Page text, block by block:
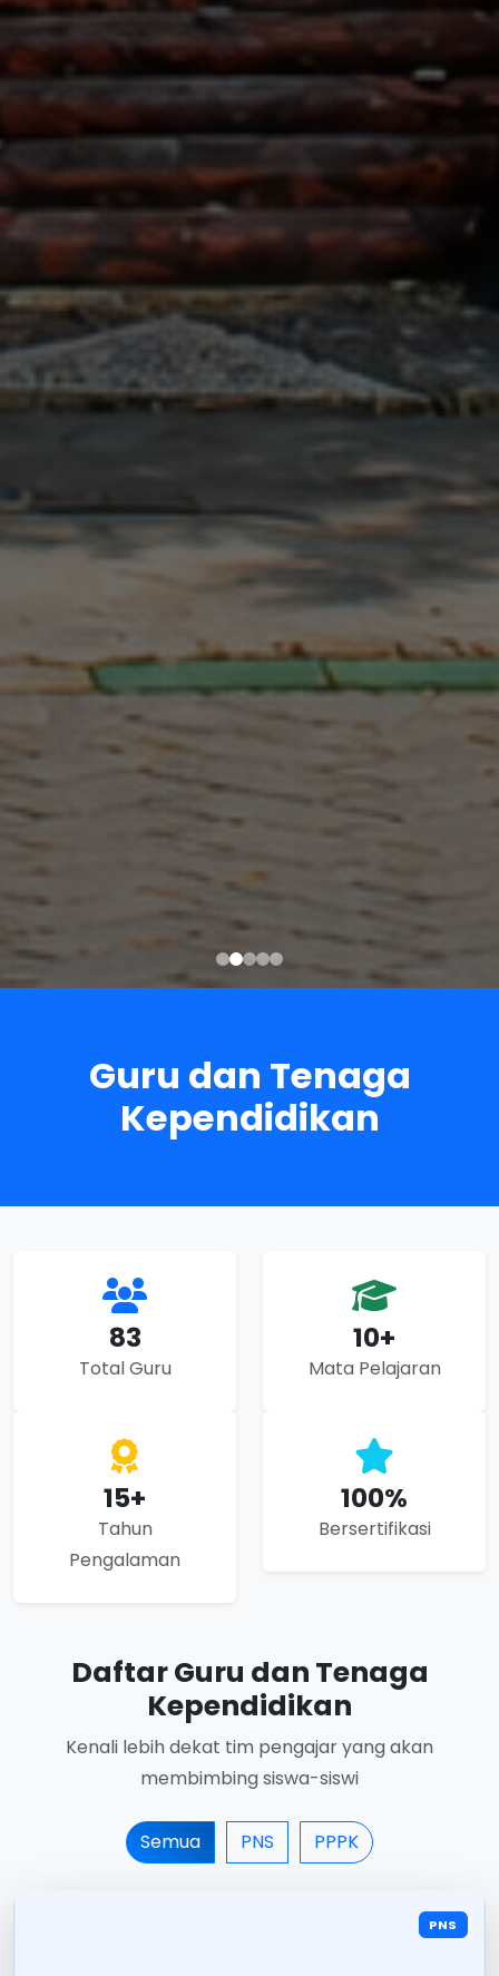
Guru dan Tenaga
Kependidikan
83
Total Guru
10+
Mata Pelajaran
15+
Tahun
Pengalaman
100%
Bersertifikasi
Daftar Guru dan Tenaga
Kependidikan
Kenali lebih dekat tim pengajar yang akan
membimbing siswa-siswi
Semua PNS PPPK
PNS